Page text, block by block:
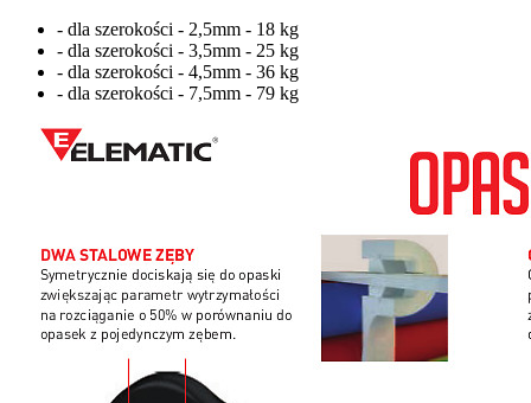
- dla szerokości - 2,5mm - 18 kg
- dla szerokości - 3,5mm - 25 kg
- dla szerokości - 4,5mm - 36 kg
- dla szerokości - 7,5mm - 79 kg